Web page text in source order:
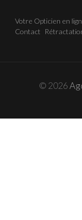
Votre Opticien en
Contact
© 2026